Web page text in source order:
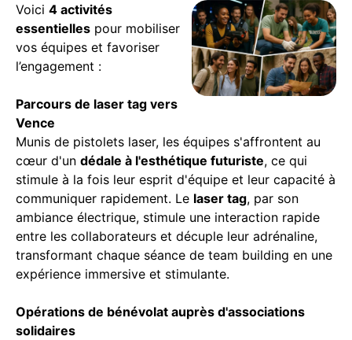
Voici 4 activités
essentielles pour mobiliser
vos équipes et favoriser
l’engagement :
Parcours de laser tag vers
Vence
Munis de pistolets laser, les équipes s'affrontent au
cœur d'un dédale à l'esthétique futuriste, ce qui
stimule à la fois leur esprit d'équipe et leur capacité à
communiquer rapidement. Le laser tag, par son
ambiance électrique, stimule une interaction rapide
entre les collaborateurs et décuple leur adrénaline,
transformant chaque séance de team building en une
expérience immersive et stimulante.
Opérations de bénévolat auprès d'associations
solidaires